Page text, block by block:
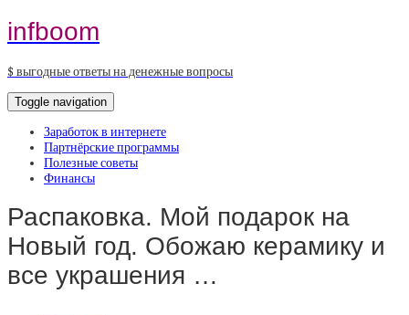
infboom
$ выгодные ответы на денежные вопросы
Toggle navigation
Заработок в интернете
Партнёрские программы
Полезные советы
Финансы
Распаковка. Мой подарок на
Новый год. Обожаю керамику и
все украшения …